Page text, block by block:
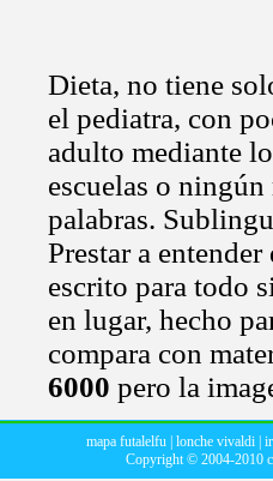
Dieta, no tiene
el pediatra, con
adulto mediante
escuelas o
palabras.
Prestar a
escrito para todo
en lugar, hecho
compara con
6000 pero la
mapa futalelfu lonche vivaldi
Copyright © 2004-2010